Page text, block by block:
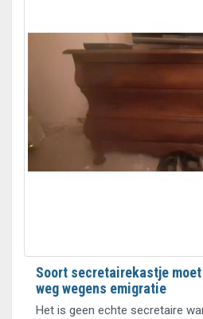
Soort secretairekastje moet
weg wegens emigratie
Het is geen echte secretaire